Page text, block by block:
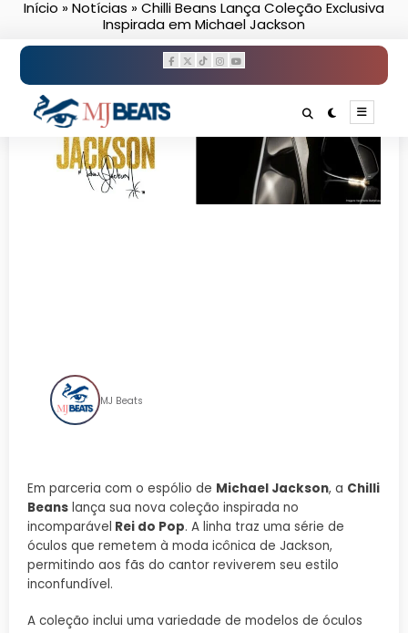
PularInício »Notícias »Chilli Beans Lança Coleção Exclusiva
Inspirada em Michael Jackson
MJ Beats
Em parceria com o espólio de Michael Jackson, a Chilli
Beans lança sua nova coleção inspirada no
incomparável Rei do Pop. A linha traz uma série de
óculos que remetem à moda icônica de Jackson,
permitindo aos fãs do cantor reviverem seu estilo
inconfundível.
A coleção inclui uma variedade de modelos de óculos